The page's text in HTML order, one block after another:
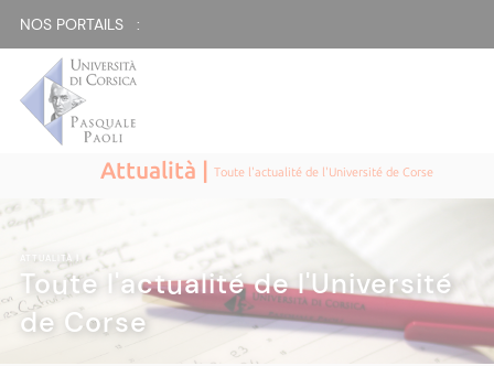
NOS PORTAILS :
Attualità |Toute l'actualité de l'Université de Corse
ATTUALITÀ|
Toute l'actualité de l'Université
de Corse